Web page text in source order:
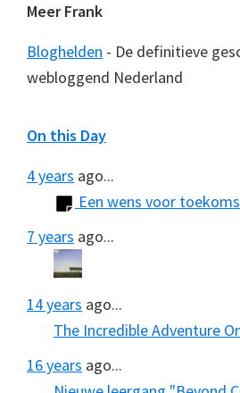
Meer Frank
Bloghelden - De definitieve
webloggend Nederland
On this Day
4 years ago...
Een wens voor
7 years ago...
14 years ago...
The Incredible Adventure
16 years ago...